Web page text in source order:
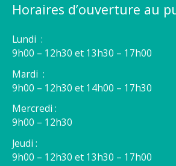
Horaires d’ouverture au
Lundi :
9h00 – 12h30 et 13h30 – 17h00
Mardi :
9h00 – 12h30 et 14h00 – 17h30
Mercredi :
9h00 – 12h30
Jeudi :
9h00 – 12h30 et 13h30 – 17h00